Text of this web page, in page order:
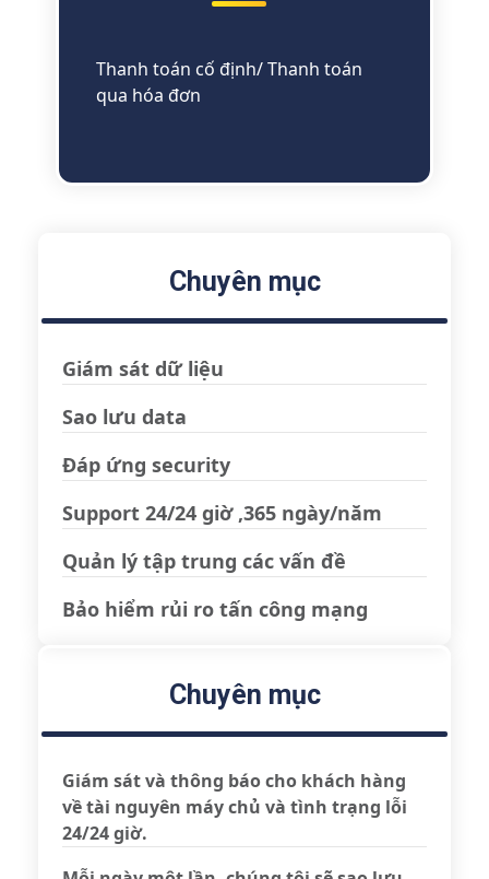
Thanh toán cố định/ Thanh toán
qua hóa đơn
Chuyên mục
Giám sát dữ liệu
Sao lưu data
Đáp ứng security
Support 24/24 giờ ,365 ngày/năm
Quản lý tập trung các vấn đề
Bảo hiểm rủi ro tấn công mạng
Chuyên mục
Giám sát và thông báo cho khách hàng
về tài nguyên máy chủ và tình trạng lỗi
24/24 giờ.